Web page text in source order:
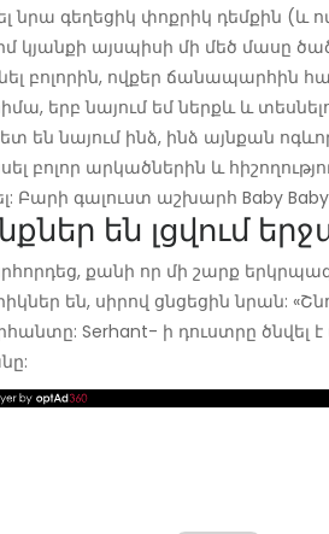
նրա գեղեցիկ փոքրիկ դեմքին (և
կյանքի այսպիսի մի մեծ մասը
բոլորին, ովքեր ճանապարհին
երբ նայում եմ ներքև և
են նայում ինձ, ինձ այնքան
բոլոր արկածներին և
գալուստ աշխարհ Baby
են լցվում
քանի որ մի շարք
են, սիրով ցնցեցին նրան:
Serhant- ի դուստրը